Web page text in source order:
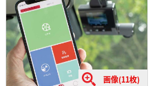
画像(11枚)